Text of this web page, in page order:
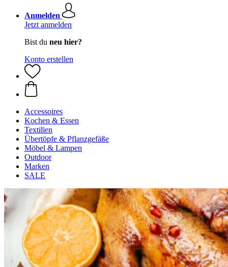
Anmelden
Jetzt anmelden
Bist du neu hier?
Konto erstellen
Accessoires
Kochen & Essen
Textilien
Übertöpfe & Pflanzgefäße
Möbel & Lampen
Outdoor
Marken
SALE